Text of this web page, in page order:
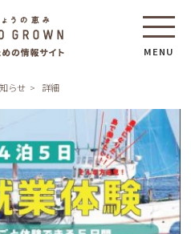
MENU
らせ 詳細